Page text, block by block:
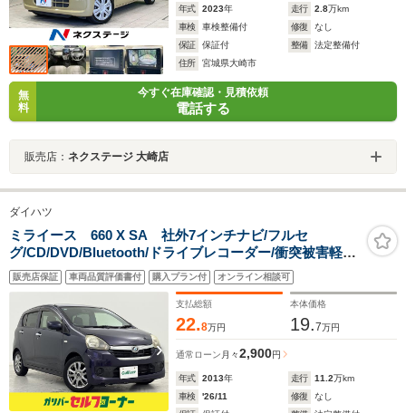
年式 2023年 走行 2.8万km
車検
車検整備付 修復
なし
保証
保証付 整備
法定整備付
住所
宮城県大崎市
無
料
今すぐ在庫確認・見積依頼
電話する
販売店： ネクステージ 大崎店
ダイハツ
ミライース 660 X SA 社外7インチナビ/フルセ
グ/CD/DVD/Bluetooth/ドライブレコーダー/衝突被害軽減
システム/横滑り防止装置/盗難防止装置/アンチロックブレ
ーキシステム/リモコンキー/社外エンジンスターター/パワ
ーウィンドウ/
販売店保証 車両品質評価書付 購入プラン付 オンライン相談可
支払総額
22.8万円
本体価格
19.7万円
通常ローン 月々2,900円
年式 2013年 走行 11.2万km
車検
'26/11 修復
なし